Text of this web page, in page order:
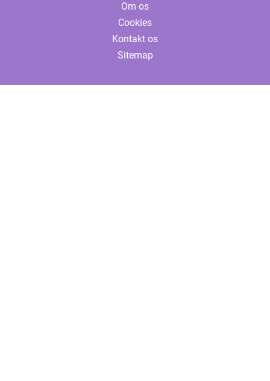
Om os
Cookies
Kontakt os
Sitemap